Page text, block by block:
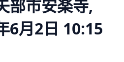
部市安楽寺,
6月2日 10:15